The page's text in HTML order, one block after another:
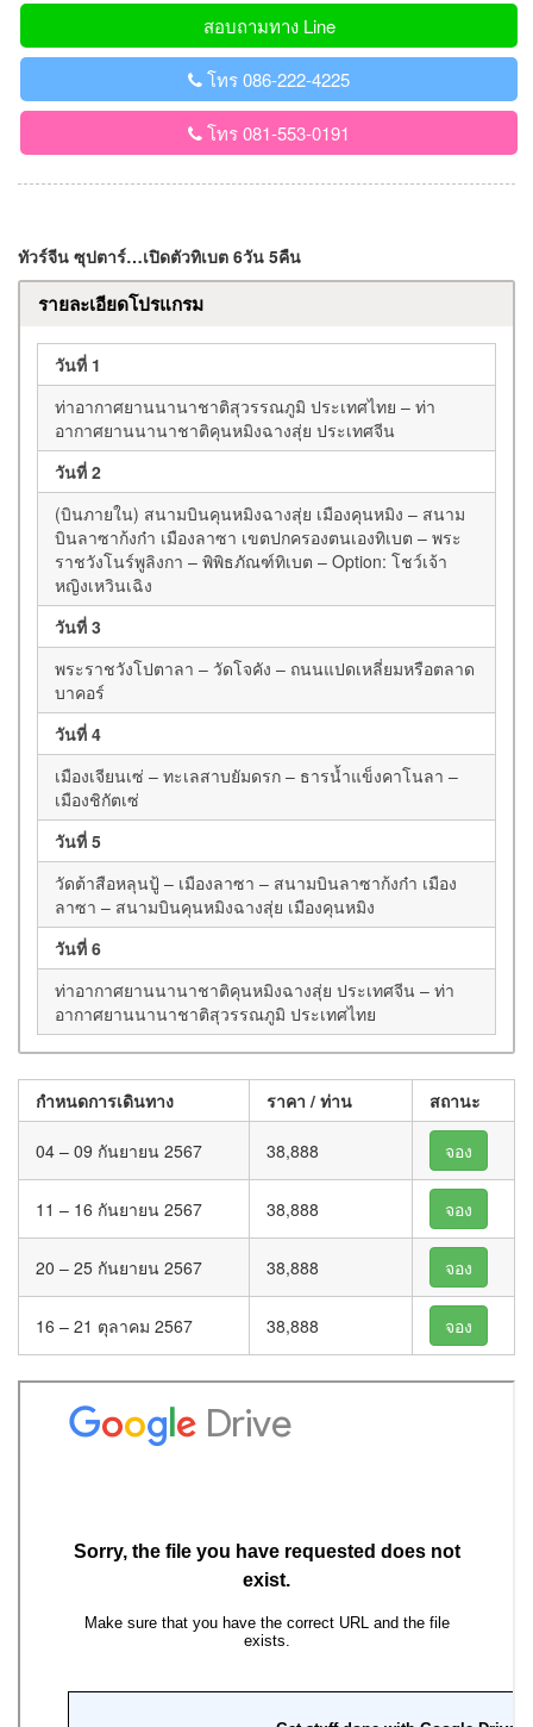
สอบถามทาง Line
โทร 086-222-4225
โทร 081-553-0191
ทัวร์จีน ซุปตาร์…เปิดตัวทิเบต 6วัน 5คืน
รายละเอียดโปรแกรม
วันที่ 1
ท่าอากาศยานนานาชาติสุวรรณภูมิ ประเทศไทย – ท่า
อากาศยานนานาชาติคุนหมิงฉางสุ่ย ประเทศจีน
วันที่ 2
(บินภายใน) สนามบินคุนหมิงฉางสุ่ย เมืองคุนหมิง – สนาม
บินลาซาก้งก๋า เมืองลาซา เขตปกครองตนเองทิเบต – พระ
ราชวังโนร์พูลิงกา – พิพิธภัณฑ์ทิเบต – Option: โชว์เจ้า
หญิงเหวินเฉิง
วันที่ 3
พระราชวังโปตาลา – วัดโจคัง – ถนนแปดเหลี่ยมหรือตลาด
บาคอร์
วันที่ 4
เมืองเจียนเซ่ – ทะเลสาบยัมดรก – ธารน้ำแข็งคาโนลา –
เมืองชิกัตเซ่
วันที่ 5
วัดต้าสือหลุนปู้ – เมืองลาซา – สนามบินลาซาก้งก๋า เมือง
ลาซา – สนามบินคุนหมิงฉางสุ่ย เมืองคุนหมิง
วันที่ 6
ท่าอากาศยานนานาชาติคุนหมิงฉางสุ่ย ประเทศจีน – ท่า
อากาศยานนานาชาติสุวรรณภูมิ ประเทศไทย
กำหนดการเดินทาง ราคา / ท่าน สถานะ
04 – 09 กันยายน 2567 38,888 จอง
11 – 16 กันยายน 2567 38,888 จอง
20 – 25 กันยายน 2567 38,888 จอง
16 – 21 ตุลาคม 2567 38,888 จอง